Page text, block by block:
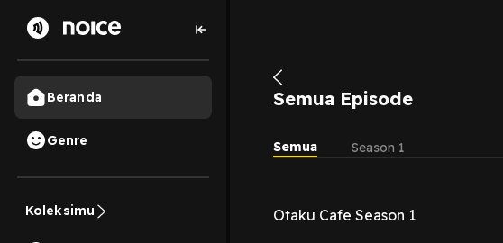
Beranda
Genre
Koleksimu
Semua Episode
Semua Season 1
Otaku Cafe Season 1